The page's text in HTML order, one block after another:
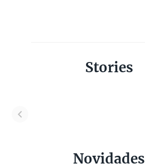
Stories
Novidades